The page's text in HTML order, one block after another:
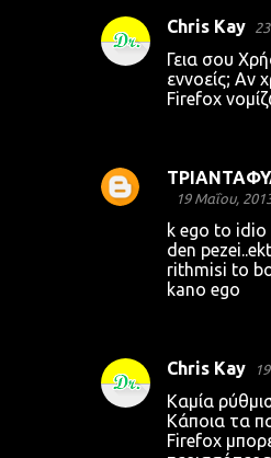
Chris Kay
Γεια σου
εννοείς; Αν
Firefox
19 Μαΐου,
k ego to
den
rithmisi to
kano ego
Chris Kay
Καμία
Κάποια τα
Firefox